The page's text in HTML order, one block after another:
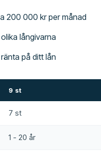
200 000 kr per månad
långivarna
på ditt lån
9 st
7 st
1 - 20 år